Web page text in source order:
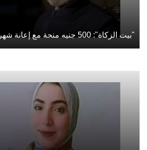
"بيت الزكاة": 500 جنيه منحة مع إعانة شهر أبريل